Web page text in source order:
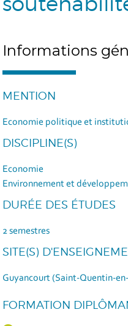
Informations
MENTION
Economie politique et
DISCIPLINE(S)
Economie
Environnement et
DURÉE DES ÉTUDES
2 semestres
SITE(S)
Guyancourt (Saint-Quentin-
FORMATION